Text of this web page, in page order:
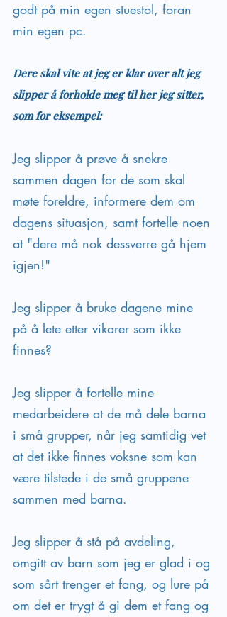
godt på min egen stuestol, foran
min egen pc.
Dere skal vite at jeg er klar over alt jeg
slipper å forholde meg til her jeg sitter,
som for eksempel:
Jeg slipper å prøve å snekre
sammen dagen for de som skal
møte foreldre, informere dem om
dagens situasjon, samt fortelle noen
at "dere må nok dessverre gå hjem
igjen!"
Jeg slipper å bruke dagene mine
på å lete etter vikarer som ikke
finnes?
Jeg slipper å fortelle mine
medarbeidere at de må dele barna
i små grupper, når jeg samtidig vet
at det ikke finnes voksne som kan
være tilstede i de små gruppene
sammen med barna.
Jeg slipper å stå på avdeling,
omgitt av barn som jeg er glad i og
som sårt trenger et fang, og lure på
om det er trygt å gi dem et fang og